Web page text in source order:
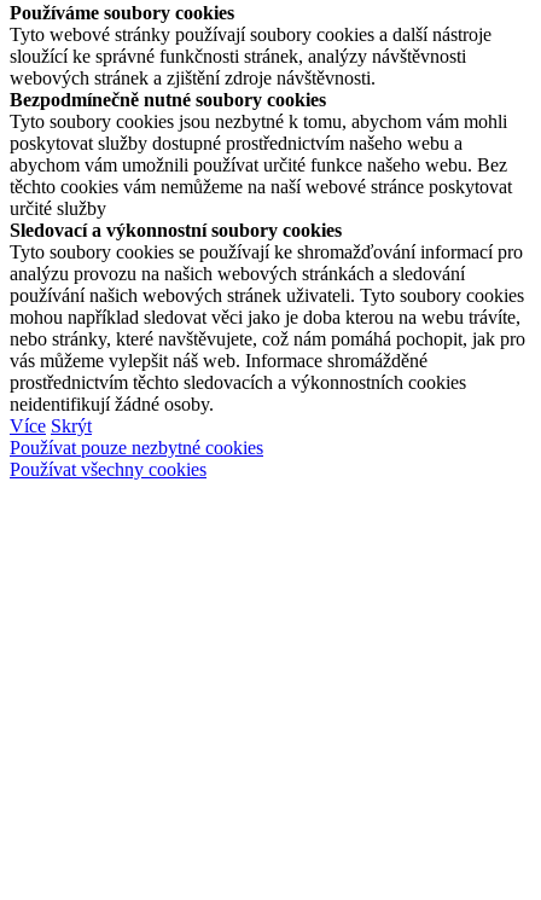
Používáme soubory cookies
Tyto webové stránky používají soubory cookies a další nástroje
sloužící ke správné funkčnosti stránek, analýzy návštěvnosti
webových stránek a zjištění zdroje návštěvnosti.
Bezpodmínečně nutné soubory cookies
Tyto soubory cookies jsou nezbytné k tomu, abychom vám mohli
poskytovat služby dostupné prostřednictvím našeho webu a
abychom vám umožnili používat určité funkce našeho webu. Bez
těchto cookies vám nemůžeme na naší webové stránce poskytovat
určité služby
Sledovací a výkonnostní soubory cookies
Tyto soubory cookies se používají ke shromažďování informací pro
analýzu provozu na našich webových stránkách a sledování
používání našich webových stránek uživateli. Tyto soubory cookies
mohou například sledovat věci jako je doba kterou na webu trávíte,
nebo stránky, které navštěvujete, což nám pomáhá pochopit, jak pro
vás můžeme vylepšit náš web. Informace shromážděné
prostřednictvím těchto sledovacích a výkonnostních cookies
neidentifikují žádné osoby.
Více Skrýt
Používat pouze nezbytné cookies
Používat všechny cookies